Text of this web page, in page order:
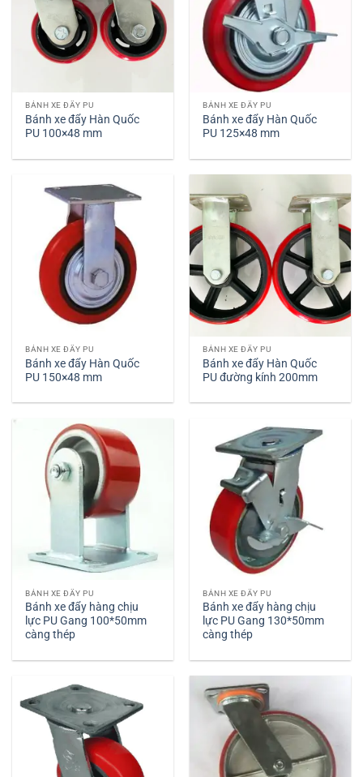
BÁNH XE ĐẨY PU
Bánh xe đẩy Hàn Quốc
PU 100×48 mm
BÁNH XE ĐẨY PU
Bánh xe đẩy Hàn Quốc
PU 125×48 mm
BÁNH XE ĐẨY PU
Bánh xe đẩy Hàn Quốc
PU 150×48 mm
BÁNH XE ĐẨY PU
Bánh xe đẩy Hàn Quốc
PU đường kính 200mm
BÁNH XE ĐẨY PU
Bánh xe đẩy hàng chịu
lực PU Gang 100*50mm
càng thép
BÁNH XE ĐẨY PU
Bánh xe đẩy hàng chịu
lực PU Gang 130*50mm
càng thép